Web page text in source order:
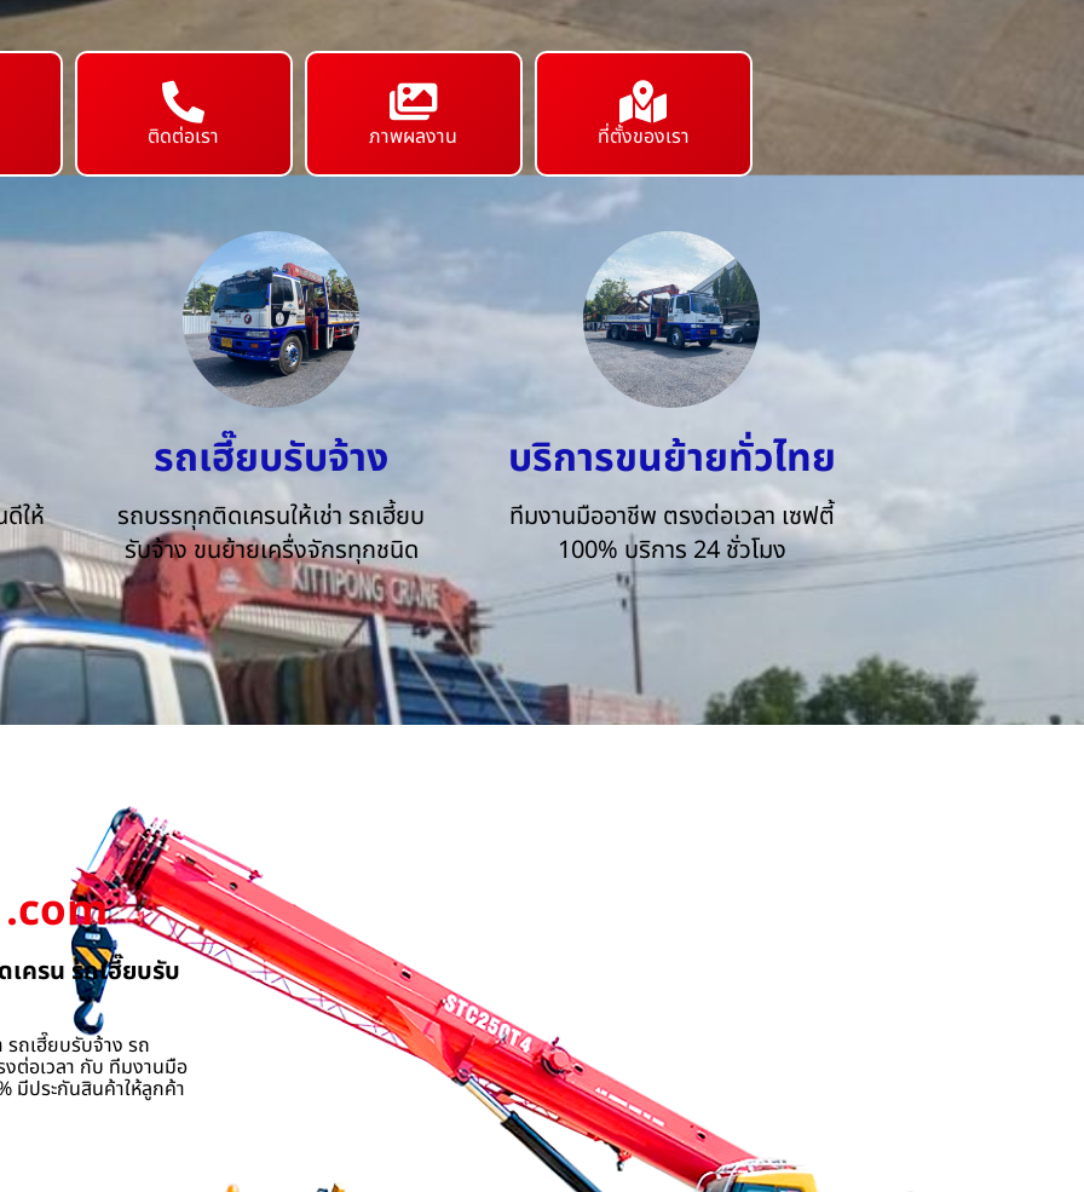
ติดต่อเรา ภาพผลงาน ที่ตั้งของเรา
ดีให้
รถเฮี๊ยบรับจ้าง
รถบรรทุกติดเครนให้เช่า รถเฮี้ยบ
รับจ้าง ขนย้ายเครื่งจักรทุกชนิด
บริการขนย้ายทั่วไทย
ทีมงานมืออาชีพ ตรงต่อเวลา เซฟตี้
100% บริการ 24 ชั่วโมง
.com
เครน รถเฮี๊ยบรับ
รถเฮี๊ยบรับจ้าง รถ
ต่อเวลา กับ ทีมงานมือ
มีประกันสินค้าให้ลูกค้า